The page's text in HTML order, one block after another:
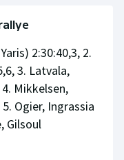
2:30:40,3, 2.
3. Latvala,
Mikkelsen,
Ogier, Ingrassia
Gilsoul